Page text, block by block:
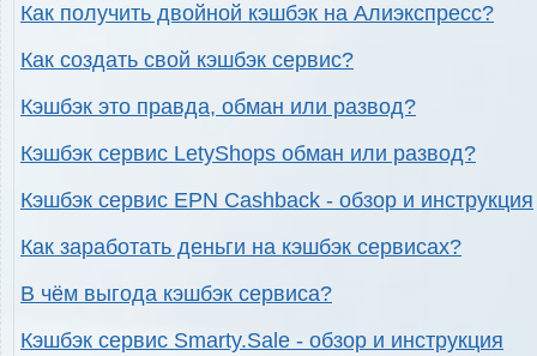
Как получить двойной кэшбэк на Алиэкспресс?
Как создать свой кэшбэк сервис?
Кэшбэк это правда, обман или развод?
Кэшбэк сервис LetyShops обман или развод?
Кэшбэк сервис EPN Cashback - обзор и инструкция
Как заработать деньги на кэшбэк сервисах?
В чём выгода кэшбэк сервиса?
Кэшбэк сервис Smarty.Sale - обзор и инструкция